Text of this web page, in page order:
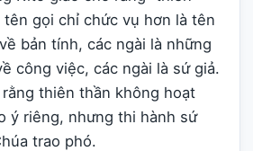
tên gọi chỉ chức vụ hơn là tên
bản tính, các ngài là những
công việc, các ngài là sứ giả.
thiên thần không hoạt
ý riêng, nhưng thi hành sứ
trao phó.